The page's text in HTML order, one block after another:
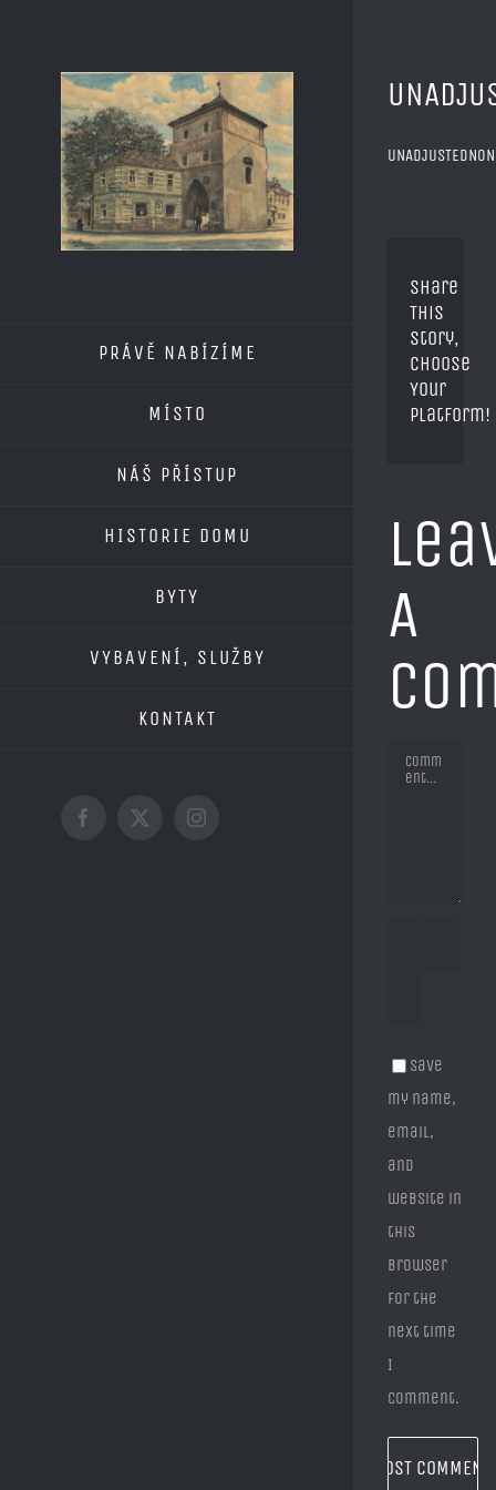
PRÁVĚ NABÍZÍME
MÍSTO
NÁŠ PŘÍSTUP
HISTORIE DOMU
BYTY
VYBAVENÍ, SLUŽBY
KONTAKT
Facebook
X Instagram
Share
This
Story,
Choose
Your
Platform!
A
Comment
Save
my name,
email,
and
website in
this
browser
for the
next time
I
comment.